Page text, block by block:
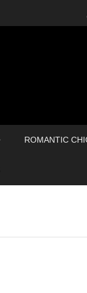
ROMANTIC